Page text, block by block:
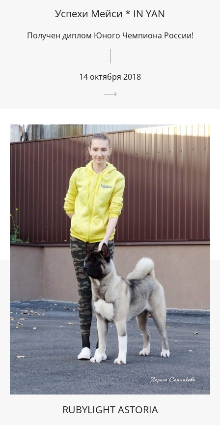
Успехи Мейси * IN YAN
Получен диплом Юного Чемпиона России!
14 октября 2018
RUBYLIGHT ASTORIA